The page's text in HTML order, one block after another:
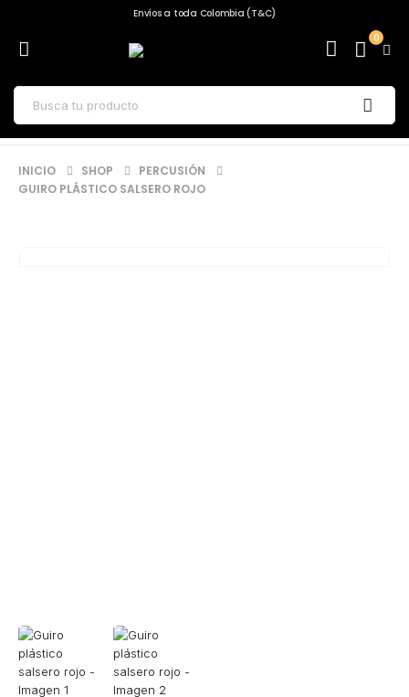
Envíos a toda Colombia (T&C)
0
INICIO SHOP
PERCUSIÓN
GUIRO PLÁSTICO SALSERO ROJO